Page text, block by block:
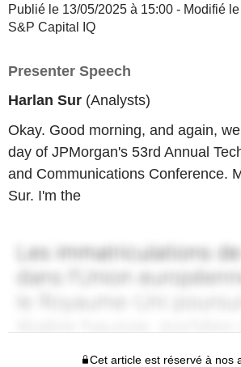
Publié le 13/05/2025 à 15:00 - Modifié
S&P Capital IQ
Presenter Speech
Harlan Sur (Analysts)
Okay. Good morning, and again,
day of JPMorgan's 53rd Annual
and Communications Conference.
Sur. I'm the
Cet article est réservé à nos